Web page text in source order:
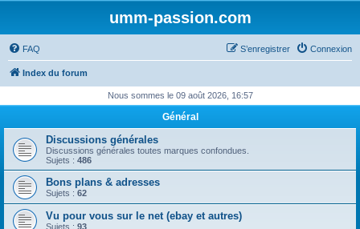
umm-passion.com
FAQ Connexion
S’enregistrer
Index du forum
Nous sommes le 09 août 2026, 16:57
Général
Discussions générales
Discussions générales toutes marques confondues.
Sujets : 486
Bons plans & adresses
Sujets : 62
Vu pour vous sur le net (ebay et autres)
Sujets : 93